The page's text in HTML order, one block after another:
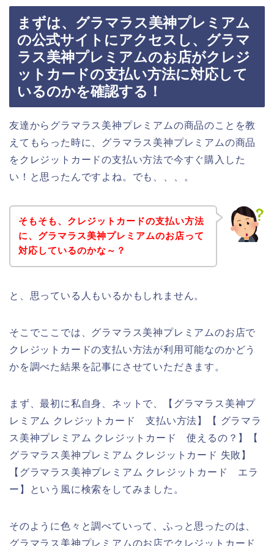
まずは、グラマラス美神プレミアム
の公式サイトにアクセスし、グラマ
ラス美神プレミアムのお店がクレジ
ットカードの支払い方法に対応して
いるのかを確認する！
友達からグラマラス美神プレミアムの商品のことを教
えてもらった時に、グラマラス美神プレミアムの商品
をクレジットカードの支払い方法で今すぐ購入した
い！と思ったんですよね。でも、、、。
そもそも、クレジットカードの支払い方法
に、グラマラス美神プレミアムのお店って
対応しているのかな～？
と、思っている人もいるかもしれません。
そこでここでは、グラマラス美神プレミアムのお店で
クレジットカードの支払い方法が利用可能なのかどう
かを調べた結果を記事にさせていただきます。
まず、最初に私自身、ネットで、【グラマラス美神プ
レミアム クレジットカード 支払い方法】【 グラマラ
ス美神プレミアム クレジットカード 使えるの？】【
グラマラス美神プレミアム クレジットカード 失敗】
【グラマラス美神プレミアム クレジットカード エラ
ー】という風に検索をしてみました。
そのように色々と調べていって、ふっと思ったのは、
グラマラス美神プレミアムのお店でクレジットカード